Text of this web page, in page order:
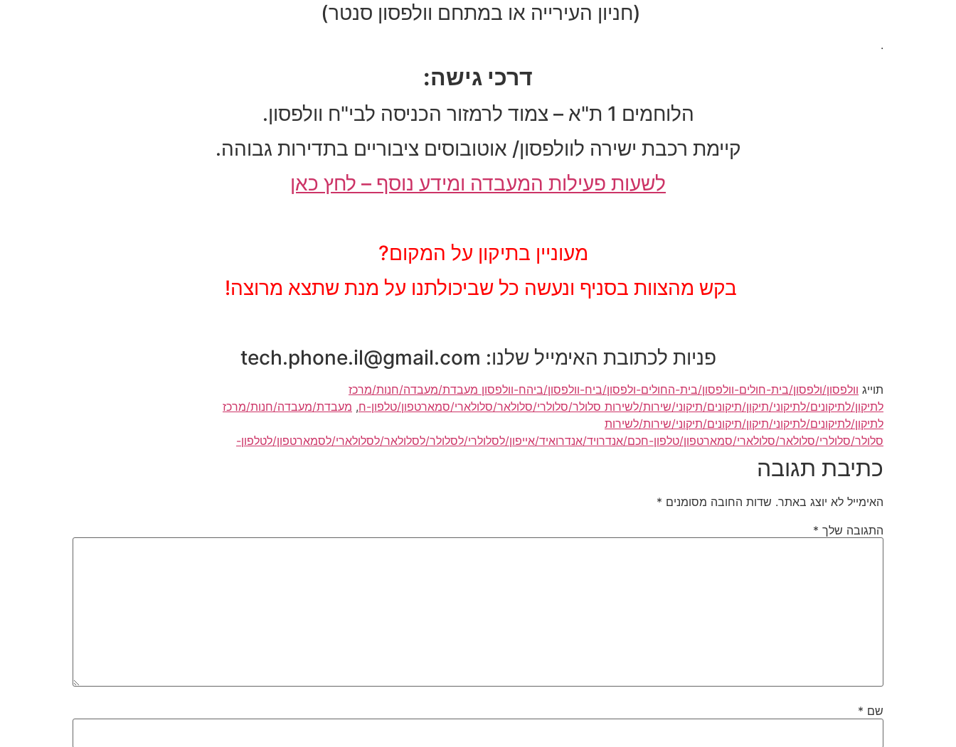
(חניון העירייה או במתחם וולפסון סנטר)
.
דרכי גישה:
הלוחמים 1 ת"א – צמוד לרמזור הכניסה לבי"ח וולפסון.
קיימת רכבת ישירה לוולפסון/ אוטובוסים ציבוריים בתדירות גבוהה.
לשעות פעילות המעבדה ומידע נוסף – לחץ כאן
מעוניין בתיקון על המקום?
בקש מהצוות בסניף ונעשה כל שביכולתנו על מנת שתצא מרוצה!
פניות לכתובת האימייל שלנו: tech.phone.il@gmail.com
תוייג וולפסון/ולפסון/בית-חולים-וולפסון/בית-החולים-ולפסון/ביח-וולפסון/ביהח-וולפסון מעבדת/מעבדה/חנות/מרכז
לתיקון/לתיקונים/לתיקוני/תיקון/תיקונים/תיקוני/שירות/לשירות סלולר/סלולרי/סלולאר/סלולארי/סמארטפון/טלפון-ח, מעבדת/מעבדה/חנות/מרכז
לתיקון/לתיקונים/לתיקוני/תיקון/תיקונים/תיקוני/שירות/לשירות
סלולר/סלולרי/סלולאר/סלולארי/סמארטפון/טלפון-חכם/אנדרויד/אנדרואיד/אייפון/לסלולרי/לסלולר/לסלולאר/לסלולארי/לסמארטפון/לטלפון-
כתיבת תגובה
האימייל לא יוצג באתר. שדות החובה מסומנים *
התגובה שלך *
שם *